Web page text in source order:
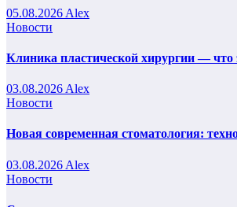
05.08.2026 Alex
Новости
Клиника пластической хирургии — что
03.08.2026 Alex
Новости
Новая современная стоматология:
03.08.2026 Alex
Новости